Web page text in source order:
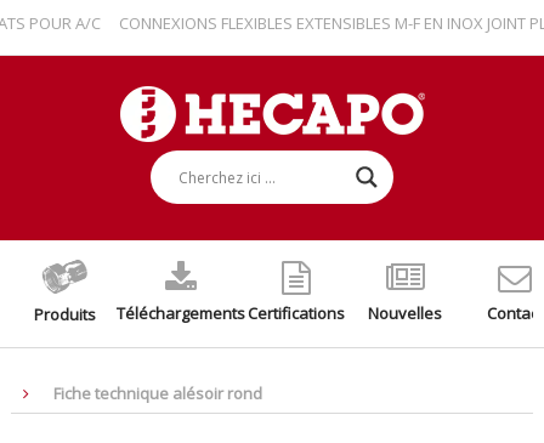
POUR A/C CONNEXIONS FLEXIBLES EXTENSIBLES M-F EN INOX JOINT
Produits TéléchargementsCertifications Nouvelles Contact
Fiche technique alésoir rond